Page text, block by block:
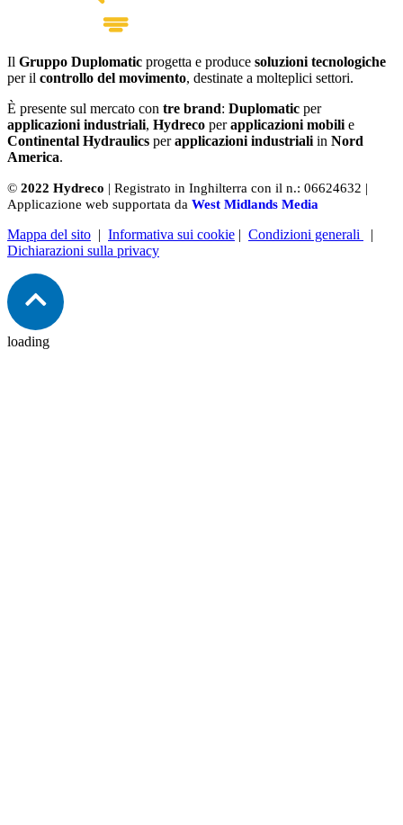
Il Gruppo Duplomatic progetta e produce soluzioni tecnologiche
per il controllo del movimento, destinate a molteplici settori.
È presente sul mercato con tre brand: Duplomatic per
applicazioni industriali, Hydreco perapplicazioni mobili e
Continental Hydraulics perapplicazioni industriali in Nord
America.
© 2022 Hydreco | Registrato in Inghilterra con il n.: 06624632 |
Applicazione web supportata da West Midlands Media
Mappa del sito | Informativa sui cookie | Condizioni generali
|
Dichiarazioni sulla privacy
loading